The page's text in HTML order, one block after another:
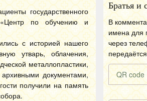
государственного
«Центр по обучению и
с историей нашего
утварь, облачения,
металлопластики,
документами,
получили на память
Братья и
В
имена для
через
QR code